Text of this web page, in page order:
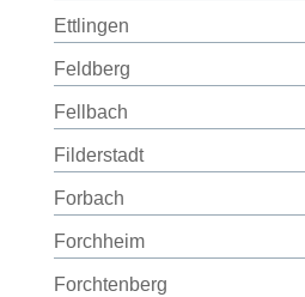
Ettlingen
Feldberg
Fellbach
Filderstadt
Forbach
Forchheim
Forchtenberg